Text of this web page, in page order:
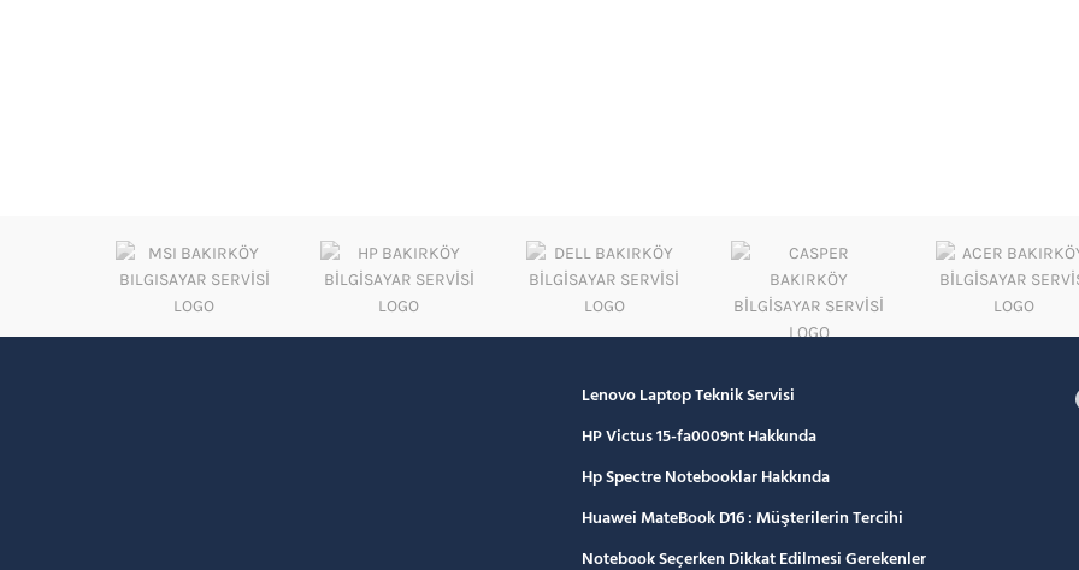
Lenovo Laptop Teknik Servisi
HP Victus 15-fa0009nt Hakkında
Hp Spectre Notebooklar Hakkında
Huawei MateBook D16 : Müşterilerin Tercihi
Notebook Seçerken Dikkat Edilmesi Gerekenler